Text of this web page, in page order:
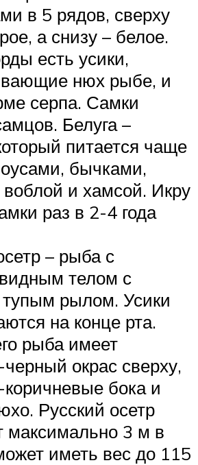
в 5 рядов, сверху
а снизу – белое.
есть усики,
нюх рыбе, и
серпа. Самки
Белуга –
питается чаще
бычками,
и хамсой. Икру
раз в 2-4 года
– рыба с
телом с
тупым рылом. Усики
на конце рта.
рыба имеет
черный окрас сверху,
коричневые бока и
Русский осетр
максимально 3 м в
иметь вес до 115